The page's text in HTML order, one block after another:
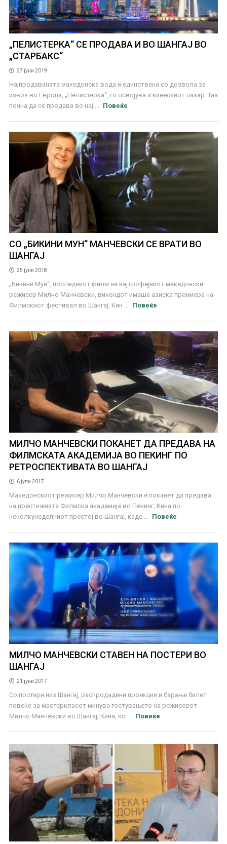
„ПЕЛИСТЕРКА“ СЕ ПРОДАВА И ВО ШАНГАЈ ВО
„СТАРБАКС“
27 јуни 2019
Најпродаваната македонска вода и единствена со дозвола за
извоз во Европа, „Пелистерка“, го освојува и кинескиот пазар. Таа
почна да се продава во нај ...
Повеќе
СО „БИКИНИ МУН“ МАНЧЕВСКИ СЕ ВРАТИ ВО
ШАНГАЈ
25 јуни 2018
„Бикини Мун“, последниот филм на најтрофејниот македонски
режисер Милчо Манчевски, викендот имаше азиска премиера на
Филмскиот фестивал во Шангај, Кин ...
Повеќе
МИЛЧО МАНЧЕВСКИ ПОКАНЕТ ДА ПРЕДАВА НА
ФИЛМСКАТА АКАДЕМИЈА ВО ПЕКИНГ ПО
РЕТРОСПЕКТИВАТА ВО ШАНГАЈ
6 јули 2017
Mакедонскиот режисер Милчо Манчевски e поканет да предава
на престижната Филмска академија во Пекинг, Кина по
неколкунеделниот престој во Шангај, каде ...
Повеќе
МИЛЧО МАНЧЕВСКИ СТАВЕН НА ПОСТЕРИ ВО
ШАНГАЈ
21 јуни 2017
Со постери низ Шангај, распродадени проекции и барање билет
повеќе за мастеркласот минува гостувањето на режисерот
Милчо Манчевски во Шангај, Кина, ко ...
Повеќе